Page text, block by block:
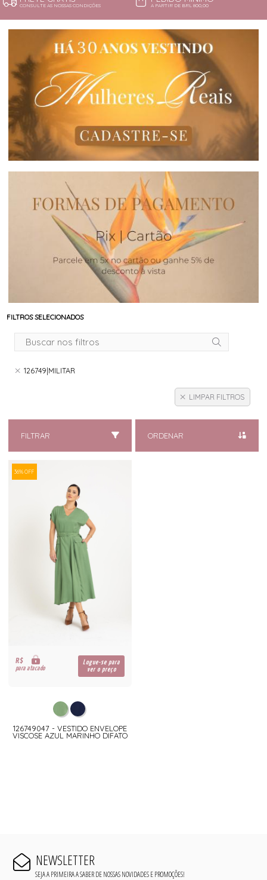
CONSULTE AS NOSSAS CONDIÇÕES A PARTIR DE BRL 800,00
FILTROS SELECIONADOS
126749|MILITAR
LIMPAR FILTROS
FILTRAR ORDENAR
36% OFF
R$
para atacado
Logue-se para
ver o preço
126749047 - VESTIDO ENVELOPE
VISCOSE AZUL MARINHO DIFATO
NEWSLETTER
SEJA A PRIMEIRA A SABER DE NOSSAS NOVIDADES E PROMOÇÕES!